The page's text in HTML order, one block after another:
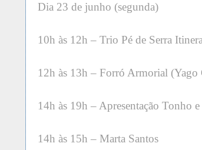
Dia 23 de junho (segunda)
10h às 12h – Trio Pé de Serra
12h às 13h – Forró Armorial (Yago
14h às 19h – Apresentação Tonho
14h às 15h – Marta Santos